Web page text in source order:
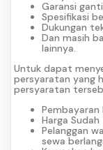
Garansi
Spesifikasi
Dukungan
Dan masih
lainnya.
Untuk dapat
persyaratan yang
persyaratan
Pembayaran
Harga
Pelanggan
sewa